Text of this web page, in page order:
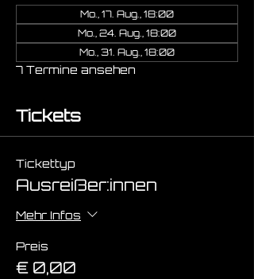
Mo., 17. Aug., 18:00
Mo., 24. Aug., 18:00
Mo., 31. Aug., 18:00
7 Termine ansehen
Tickets
Tickettyp
Ausreißer:innen
Mehr Infos
Preis
€ 0,00